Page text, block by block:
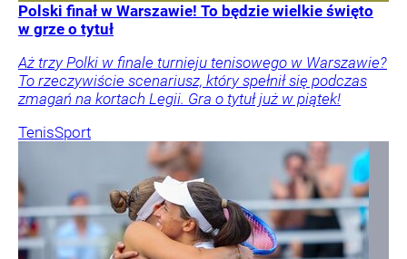
Polski finał w Warszawie! To będzie wielkie święto
w grze o tytuł
Aż trzy Polki w finale turnieju tenisowego w Warszawie?
To rzeczywiście scenariusz, który spełnił się podczas
zmagań na kortach Legii. Gra o tytuł już w piątek!
TenisSport